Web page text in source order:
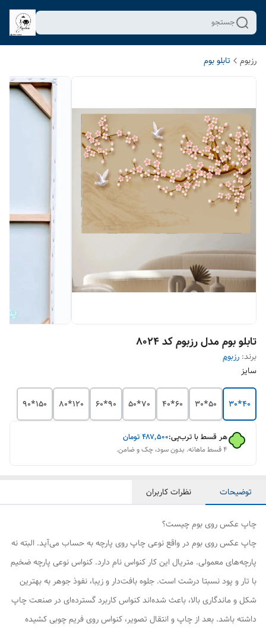
جستجو
رزبوم تابلو بوم
تابلو بوم مدل رزبوم کد 8024
برند: رزبوم
سایز
40*30
50*30
60*40
70*50
90*60
120*80
150*90
هر قسط با ترب‌پی:۴۸۷٬۵۰۰تومان
۴ قسط ماهانه. بدون سود، چک و ضامن.
توضیحات نظرات کاربران
چاپ عکس روی بوم چیست؟
چاپ عکس روی بوم در واقع نوعی چاپ روی پارچه به حساب می‌آید. البته نه
پارچه‌های معمولی. متریال این کار کنواس نام دارد. کنواس نوعی پارچه ضخیم
با تار و پود نسبتا درشت است. جلوه بافت‌دار و زیبا، نفوذ جوهر به بهترین
شکل و ماندگاری بالا، باعث شده‌اند کنواس کاربرد گسترده‌ای در صنعت چاپ
داشته باشد. بعد از چاپ و انتقال تصویر، کنواس روی فریم چوبی کشیده